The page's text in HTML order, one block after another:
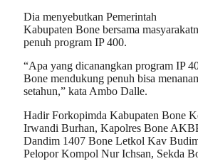
Dia menyebutkan Pemerintah
Kabupaten Bone bersama
penuh program IP 400.
“Apa yang dicanangkan program IP
Bone mendukung penuh bisa
setahun,” kata Ambo Dalle.
Hadir Forkopimda Kabupaten Bone
Irwandi Burhan, Kapolres Bone
Dandim 1407 Bone Letkol Kav
Pelopor Kompol Nur Ichsan, Sekda